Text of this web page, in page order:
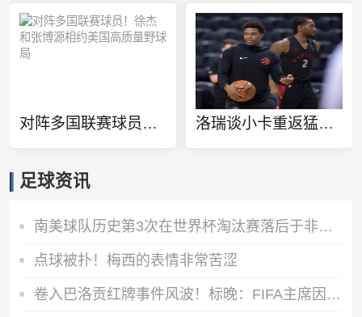
对阵多国联赛球员！徐杰和张博源相约美国高质量野球局 洛瑞谈小卡重返猛龙：球队想再夺一个冠军 这一切都将从小卡开始
足球资讯
南美球队历史第3次在世界杯淘汰赛落后于非洲 此前1胜1负
点球被扑！梅西的表情非常苦涩
卷入巴洛贡红牌事件风波！标晚：FIFA主席因凡蒂诺辞职可能性低